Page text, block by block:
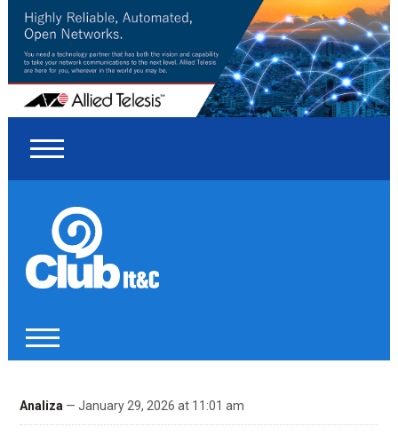
Analiza— January 29, 2026 at 11:01 am